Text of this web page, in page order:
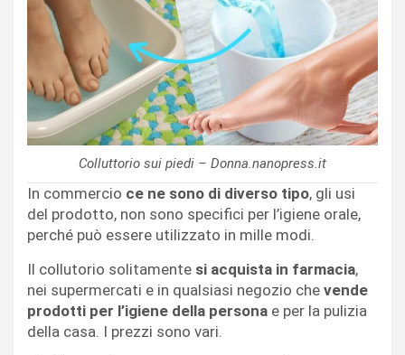
Colluttorio sui piedi – Donna.nanopress.it
In commercio ce ne sono di diverso tipo, gli usi
del prodotto, non sono specifici per l’igiene orale,
perché può essere utilizzato in mille modi.
Il collutorio solitamente si acquista in farmacia,
nei supermercati e in qualsiasi negozio che vende
prodotti per l’igiene della persona e per la pulizia
della casa. I prezzi sono vari.